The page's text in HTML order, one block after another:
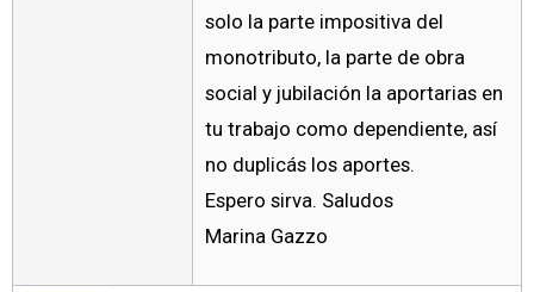
solo la parte impositiva del
monotributo, la parte de obra
social y jubilación la aportarias en
tu trabajo como dependiente, así
no duplicás los aportes.
Espero sirva. Saludos
Marina Gazzo